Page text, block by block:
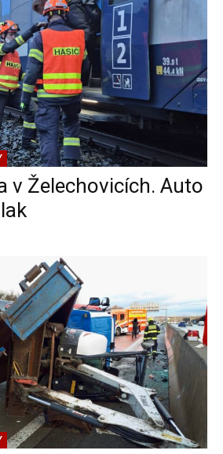
v Želechovicích. Auto